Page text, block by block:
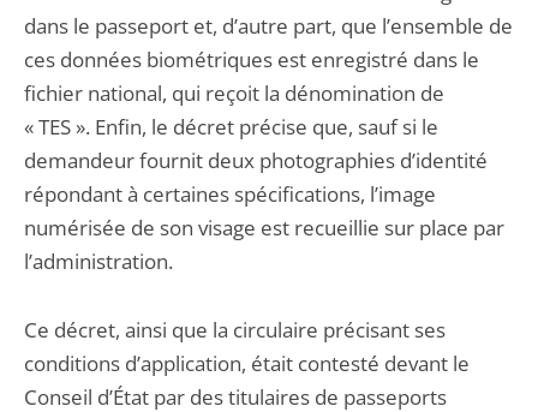
dans le passeport et, d’autre part, que l’ensemble de
ces données biométriques est enregistré dans le
fichier national, qui reçoit la dénomination de
« TES ». Enfin, le décret précise que, sauf si le
demandeur fournit deux photographies d’identité
répondant à certaines spécifications, l’image
numérisée de son visage est recueillie sur place par
l’administration.
Ce décret, ainsi que la circulaire précisant ses
conditions d’application, était contesté devant le
Conseil d’État par des titulaires de passeports